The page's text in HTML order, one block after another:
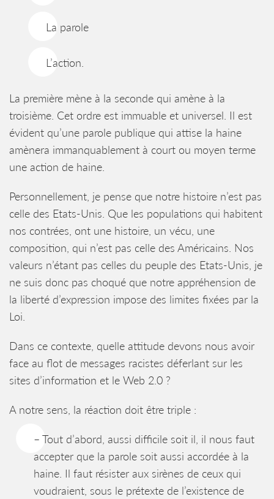
La parole
L’action.
La première mène à la seconde qui amène à la
troisième. Cet ordre est immuable et universel. Il est
évident qu’une parole publique qui attise la haine
amènera immanquablement à court ou moyen terme
une action de haine.
Personnellement, je pense que notre histoire n’est pas
celle des Etats-Unis. Que les populations qui habitent
nos contrées, ont une histoire, un vécu, une
composition, qui n’est pas celle des Américains. Nos
valeurs n’étant pas celles du peuple des Etats-Unis, je
ne suis donc pas choqué que notre appréhension de
la liberté d’expression impose des limites fixées par la
Loi.
Dans ce contexte, quelle attitude devons nous avoir
face au flot de messages racistes déferlant sur les
sites d’information et le Web 2.0 ?
A notre sens, la réaction doit être triple :
– Tout d’abord, aussi difficile soit il, il nous faut
accepter que la parole soit aussi accordée à la
haine. Il faut résister aux sirènes de ceux qui
voudraient, sous le prétexte de l’existence de